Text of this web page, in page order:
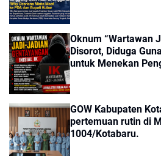
Oknum “Wartawan
Disorot, Diduga
untuk Menekan
GOW Kabupaten
pertemuan rutin di
1004/Kotabaru.